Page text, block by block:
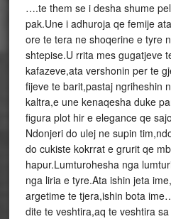
….te them se i desha shume
pak.Une i adhuroja qe femije
ore te tera ne shoqerine e tyre
shtepise.U rrita mes gugatjeve
kafazeve,ata vershonin per te
fijeve te barit,pastaj ngriheshin
kaltra,e une kenaqesha duke
figura plot hir e elegance qe
Ndonjeri do ulej ne supin
do cukiste kokrrat e grurit qe
hapur.Lumturohesha nga
nga liria e tyre.Ata ishin jeta
argetime te tjera,ishin bota
dite te veshtira,aq te veshtira